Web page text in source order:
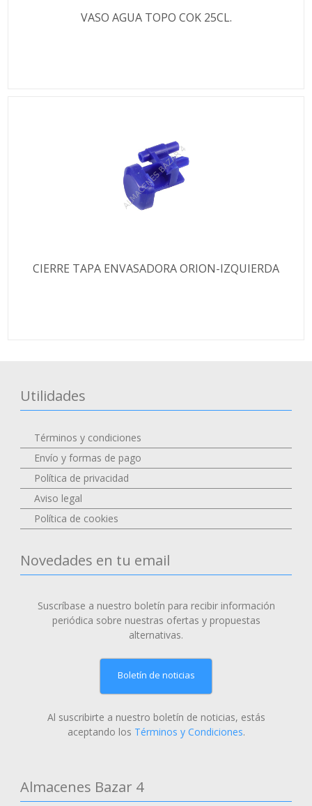
VASO AGUA TOPO COK 25CL.
CIERRE TAPA ENVASADORA ORION-IZQUIERDA
Utilidades
Términos y condiciones
Envío y formas de pago
Política de privacidad
Aviso legal
Política de cookies
Novedades en tu email
Suscríbase a nuestro boletín para recibir información
periódica sobre nuestras ofertas y propuestas
alternativas.
Boletín de noticias
Al suscribirte a nuestro boletín de noticias, estás
aceptando los Términos y Condiciones.
Almacenes Bazar 4